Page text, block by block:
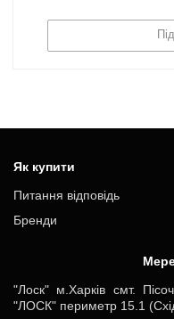
Як купити
Питання відповідь
Бренди
"Лоск" м.Харків смт.
"ЛОСК" периметр 15.1